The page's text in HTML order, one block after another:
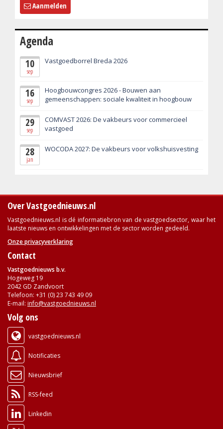
Aanmelden
Agenda
10
sep
Vastgoedborrel Breda 2026
16
sep
Hoogbouwcongres 2026 - Bouwen aan
gemeenschappen: sociale kwaliteit in hoogbouw
29
sep
COMVAST 2026: De vakbeurs voor commercieel
vastgoed
28
jan
WOCODA 2027: De vakbeurs voor volkshuisvesting
Over Vastgoednieuws.nl
Vastgoednieuws.nl is dé informatiebron van de vastgoedsector, waar het
laatste nieuws en ontwikkelingen met de sector worden gedeeld.
Onze privacyverklaring
Contact
Vastgoednieuws b.v.
Hogeweg 19
2042 GD Zandvoort
Telefoon: +31 (0) 23 743 49 09
E-mail: info@vastgoednieuws.nl
Volg ons
vastgoednieuws.nl
Notificaties
Nieuwsbrief
RSS-feed
Linkedin